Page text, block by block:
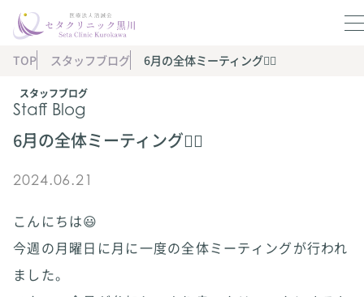
スタッフブログ
Staff Blog
TOP スタッフブログ 6月の全体ミーティング🧑‍⚕️
6月の全体ミーティング🧑‍⚕️
2024.06.21
こんにちは😃
今週の月曜日に月に一度の全体ミーティングが行われ
ました。